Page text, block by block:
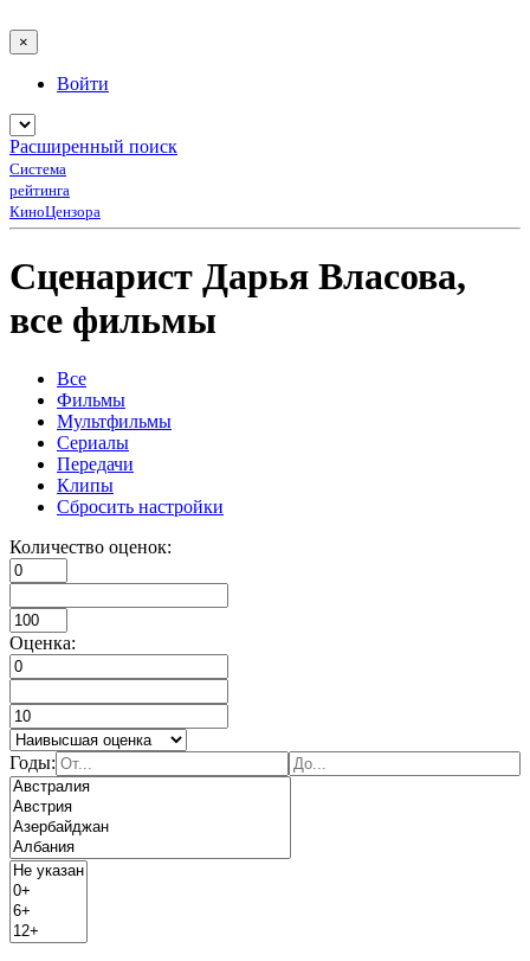
×
Войти
Расширенный поиск
Система
рейтинга
КиноЦензора
Сценарист Дарья Власова,
все фильмы
Все
Фильмы
Мультфильмы
Сериалы
Передачи
Клипы
Сбросить настройки
Количество оценок:
Оценка:
Годы: